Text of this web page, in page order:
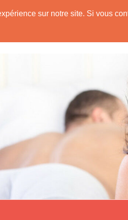
sur notre site. Si vous
!